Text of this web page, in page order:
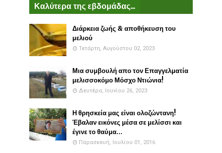
Καλύτερα της εβδομάδας...
Διάρκεια ζωής & αποθήκευση του
μελιού
Τετάρτη, Αυγούστου 02, 2023
Μια συμβουλή απο τον Επαγγελματία
μελισσοκόμο Μόσχο Ντιώνια!
Δευτέρα, Ιουνίου 26, 2023
Η θρησκεία μας είναι ολοζώντανη!
Έβαλαν εικόνες μέσα σε μελίσσι και
έγινε το θαύμα...
Παρασκευή, Ιουλίου 01, 2016